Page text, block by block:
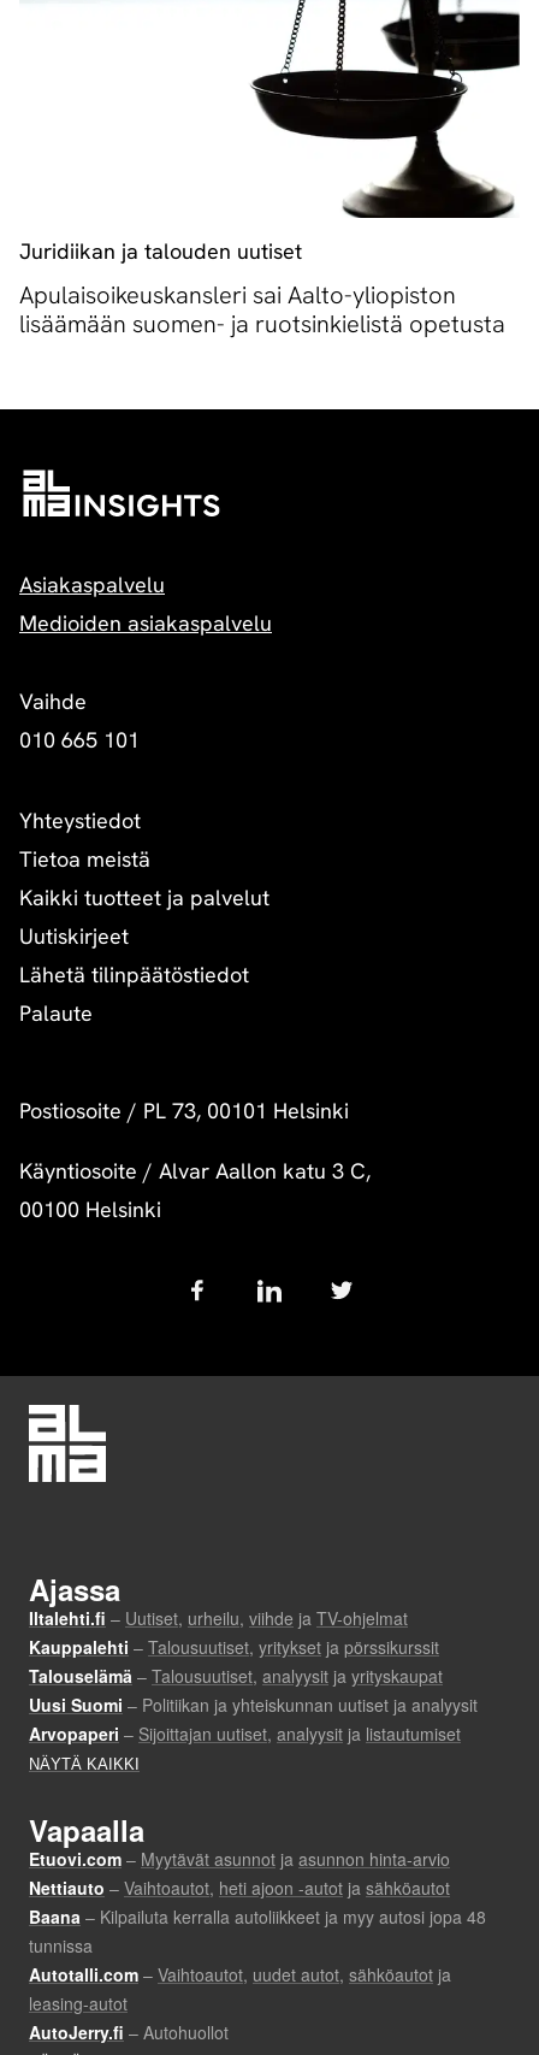
Juridiikan ja talouden uutiset
Apulaisoikeuskansleri sai Aalto-yliopiston
lisäämään suomen- ja ruotsinkielistä opetusta
Asiakaspalvelu
Medioiden asiakaspalvelu
Vaihde
010 665 101
Yhteystiedot
Tietoa meistä
Kaikki tuotteet ja palvelut
Uutiskirjeet
Lähetä tilinpäätöstiedot
Palaute
Postiosoite / PL 73, 00101 Helsinki
Käyntiosoite / Alvar Aallon katu 3 C,
00100 Helsinki